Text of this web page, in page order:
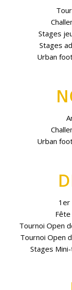
Stages
Stages
Urban
Urban
1er
Fête
Tournoi Open
Tournoi Open
Stages